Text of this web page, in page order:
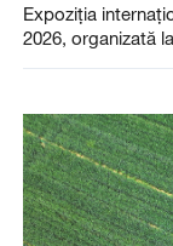
Expoziția
2026, organizată